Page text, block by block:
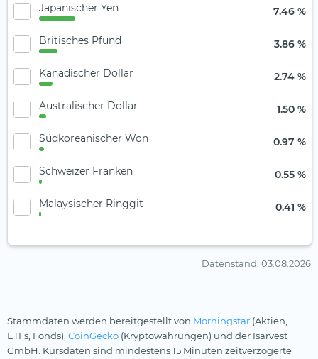
Japanischer Yen 7.46 %
Britisches Pfund 3.86 %
Kanadischer Dollar 2.74 %
Australischer Dollar 1.50 %
Südkoreanischer Won 0.97 %
Schweizer Franken 0.55 %
Malaysischer Ringgit 0.41 %
Datenstand: 03.08.2026
Stammdaten werden bereitgestellt von Morningstar (Aktien,
ETFs, Fonds), CoinGecko (Kryptowährungen) und der Isarvest
GmbH. Kursdaten sind mindestens 15 Minuten zeitverzögerte